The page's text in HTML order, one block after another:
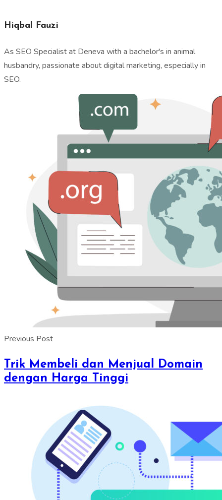
Hiqbal Fauzi
As SEO Specialist at Deneva with a bachelor's in animal
husbandry, passionate about digital marketing, especially in
SEO.
Previous Post
Trik Membeli dan Menjual Domain
dengan Harga Tinggi